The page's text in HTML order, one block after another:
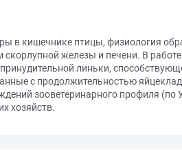
в кишечнике птицы, физиология
железы и печени. В
линьки,
с продолжительностью
зооветеринарного профиля (по
хозяйств.